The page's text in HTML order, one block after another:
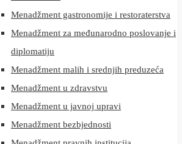
Menadžment gastronomije i restoraterstva
Menadžment za međunarodno poslovanje i
diplomatiju
Menadžment malih i srednjih preduzeća
Menadžment u zdravstvu
Menadžment u javnoj upravi
Menadžment bezbjednosti